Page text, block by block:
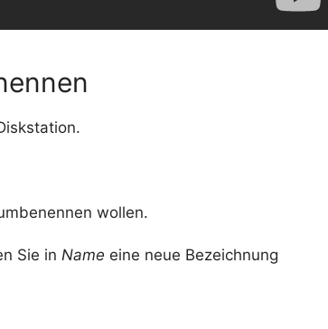
wollen.
Sie in Name eine neue Bezeichnung